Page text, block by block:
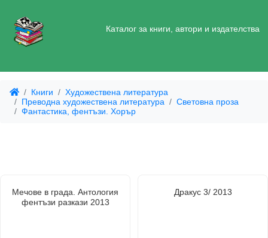
Каталог за книги, автори и издателства
Книги
Художествена литература
Преводна художествена литература
Световна проза
Фантастика, фентъзи. Хорър
Мечове в града. Антология
фентъзи разкази 2013
Дракус 3/ 2013